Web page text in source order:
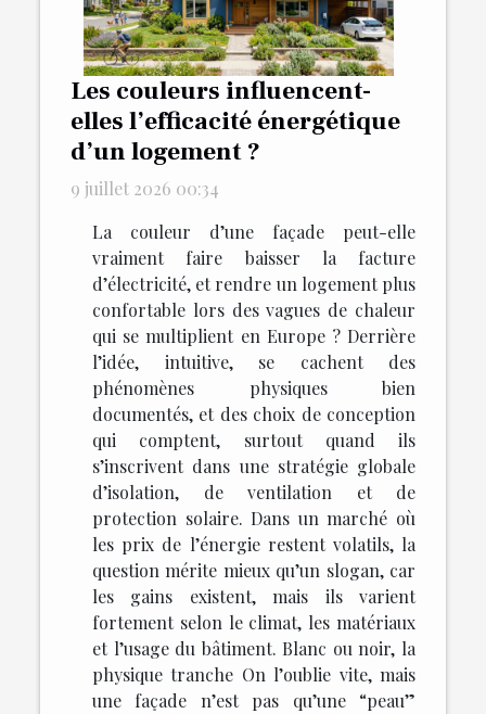
Les couleurs influencent-
elles l’efficacité énergétique
d’un logement ?
9 juillet 2026 00:34
La couleur d’une façade peut-elle
vraiment faire baisser la facture
d’électricité, et rendre un logement plus
confortable lors des vagues de chaleur
qui se multiplient en Europe ? Derrière
l’idée, intuitive, se cachent des
phénomènes physiques bien
documentés, et des choix de conception
qui comptent, surtout quand ils
s’inscrivent dans une stratégie globale
d’isolation, de ventilation et de
protection solaire. Dans un marché où
les prix de l’énergie restent volatils, la
question mérite mieux qu’un slogan, car
les gains existent, mais ils varient
fortement selon le climat, les matériaux
et l’usage du bâtiment. Blanc ou noir, la
physique tranche On l’oublie vite, mais
une façade n’est pas qu’une “peau”